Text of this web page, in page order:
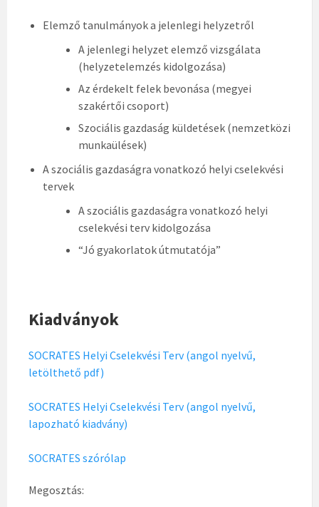
Elemző tanulmányok a jelenlegi helyzetről
A jelenlegi helyzet elemző vizsgálata
(helyzetelemzés kidolgozása)
Az érdekelt felek bevonása (megyei
szakértői csoport)
Szociális gazdaság küldetések (nemzetközi
munkaülések)
A szociális gazdaságra vonatkozó helyi cselekvési
tervek
A szociális gazdaságra vonatkozó helyi
cselekvési terv kidolgozása
“Jó gyakorlatok útmutatója”
Kiadványok
SOCRATES Helyi Cselekvési Terv (angol nyelvű,
letölthető pdf)
SOCRATES Helyi Cselekvési Terv (angol nyelvű,
lapozható kiadvány)
SOCRATES szórólap
Megosztás: